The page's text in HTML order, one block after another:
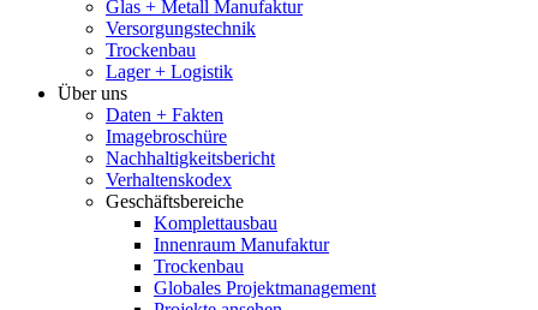
Glas + Metall Manufaktur
Versorgungstechnik
Trockenbau
Lager + Logistik
Über uns
Daten + Fakten
Imagebroschüre
Nachhaltigkeitsbericht
Verhaltenskodex
Geschäftsbereiche
Komplettausbau
Innenraum Manufaktur
Trockenbau
Globales Projektmanagement